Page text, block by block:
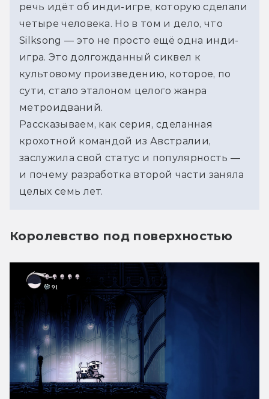
речь идёт об инди-игре, которую сделали
четыре человека. Но в том и дело, что
Silksong — это не просто ещё одна инди-
игра. Это долгожданный сиквел к
культовому произведению, которое, по
сути, стало эталоном целого жанра
метроидваний.
Рассказываем, как серия, сделанная
крохотной командой из Австралии,
заслужила свой статус и популярность —
и почему разработка второй части заняла
целых семь лет.
Королевство под поверхностью